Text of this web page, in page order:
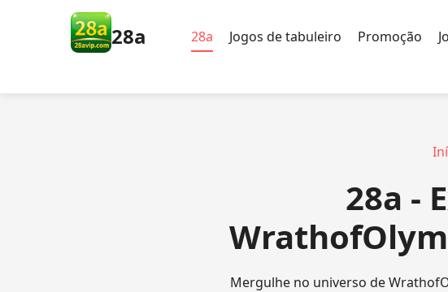
28a 28a Jogos de tabuleiro Promoção
28a -
Mergulhe no universo de